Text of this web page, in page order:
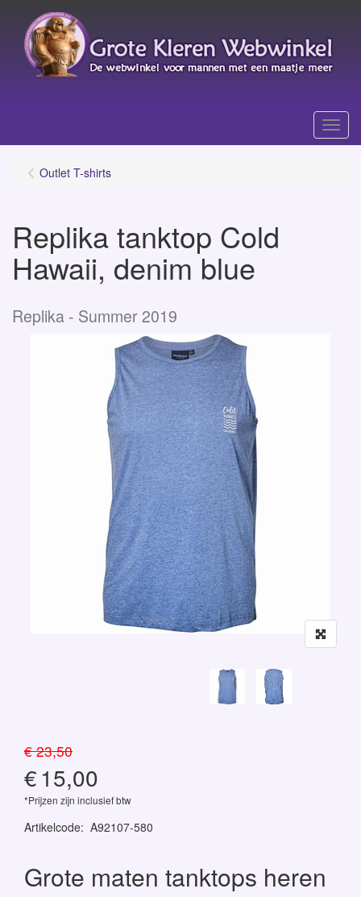
Menu
Outlet T-shirts
Replika tanktop Cold
Hawaii, denim blue
Replika - Summer 2019
€ 23,50
€15,00
*Prijzen zijn inclusief btw
Artikelcode: A92107-580
Grote maten tanktops heren